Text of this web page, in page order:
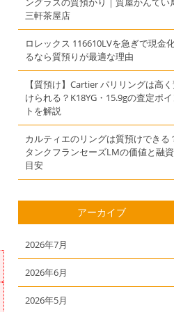
三軒茶屋店
ロレックス 116610LVを急ぎで現金
るなら質預りが最適な理由
【質預け】Cartier パリリングは高
けられる？K18YG・15.9gの査定ポ
トを解説
カルティエのリングは質預けできる
タンクフランセーズLMの価値と融
目安
アーカイブ
2026年7月
2026年6月
2026年5月